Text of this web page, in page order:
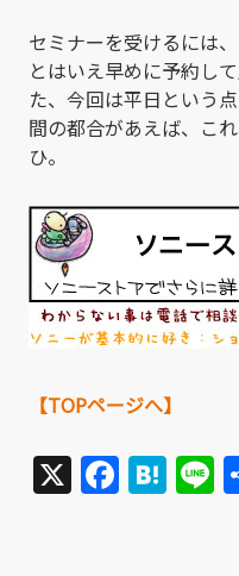
セミナーを受けるには
とはいえ早めに予約し
た、今回は平日という
間の都合があえば、こ
ひ。
【TOPページへ】
X